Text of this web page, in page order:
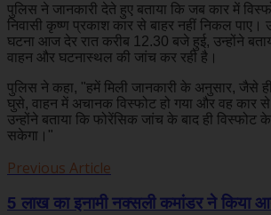
पुलिस ने जानकारी देते हुए बताया कि जब कार में
निवासी कृष्ण प्रकाश कार से बाहर नहीं निकल पाए।
घटना आज देर रात करीब 12.30 बजे हुई, उन्होंने
वाहन और घटनास्थल की जांच कर रही है।
पुलिस ने कहा, "हमें मिली जानकारी के अनुसार, जैसे
घुसे, वाहन में अचानक विस्फोट हो गया और वह कार
उन्होंने बताया कि फोरेंसिक जांच के बाद ही विस्फोट
सकेगा।"
Previous Article
5 लाख का इनामी नक्सली कमांडर ने किया